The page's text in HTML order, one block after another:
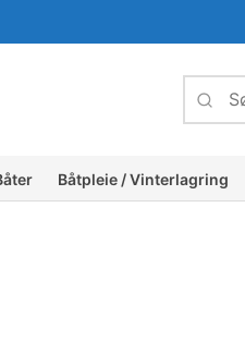
Båtpleie / Vinterlagring